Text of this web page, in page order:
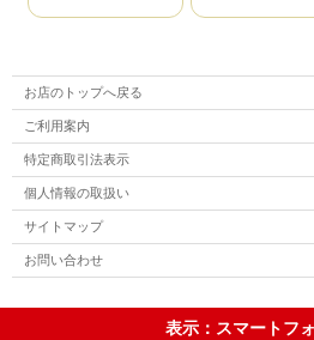
お店のトップへ戻る
ご利用案内
特定商取引法表示
個人情報の取扱い
サイトマップ
お問い合わせ
表示：スマートフォ